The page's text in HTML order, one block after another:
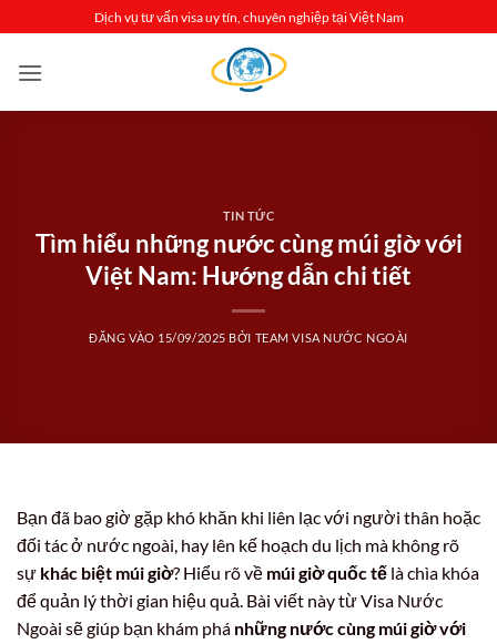
qua
nội
Dịch vụ tư vấn visa uy tín, chuyên nghiệp tại Việt Nam
TIN TỨC
Tìm hiểu những nước cùng múi giờ với
Việt Nam: Hướng dẫn chi tiết
ĐĂNG VÀO 15/09/2025 BỞI TEAM VISA NƯỚC NGOÀI
Bạn đã bao giờ gặp khó khăn khi liên lạc với người thân hoặc
đối tác ở nước ngoài, hay lên kế hoạch du lịch mà không rõ
sự khác biệt múi giờ? Hiểu rõ về múi giờ quốc tế là chìa khóa
để quản lý thời gian hiệu quả. Bài viết này từ Visa Nước
Ngoài sẽ giúp bạn khám phá những nước cùng múi giờ với